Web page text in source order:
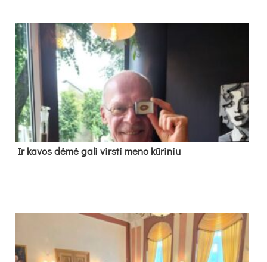
Ir ka­vos dė­mė ga­li virs­ti me­no kū­ri­niu